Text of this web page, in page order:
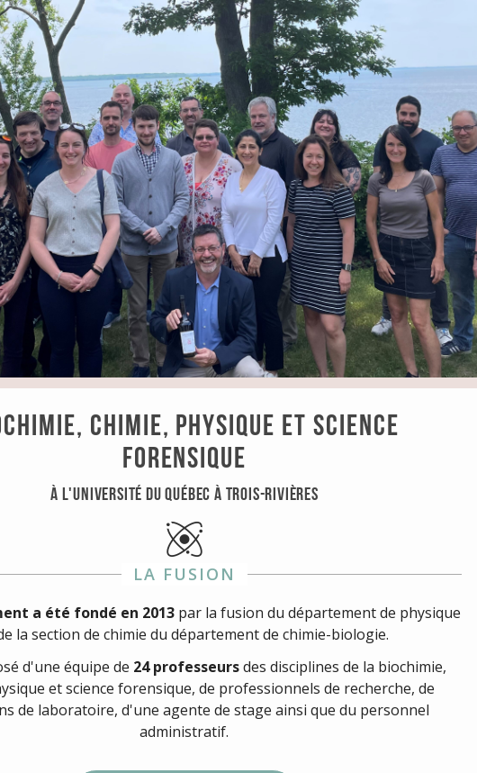
CHIMIE, PHYSIQUE ET SCIENCE
FORENSIQUE
à l'Université du Québec à Trois-Rivières
LA FUSION
a été fondé en 2013par la fusion du département de physique
la section de chimie du département de chimie-biologie.
d'une équipe de 24 professeursdes disciplines de la biochimie,
et science forensique, de professionnels de recherche, de
de laboratoire, d'une agente de stage ainsi que du personnel
administratif.